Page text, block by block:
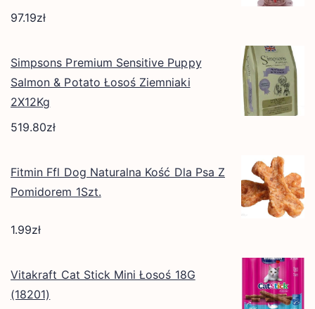
97.19zł
Simpsons Premium Sensitive Puppy
Salmon & Potato Łosoś Ziemniaki
2X12Kg
519.80zł
Fitmin Ffl Dog Naturalna Kość Dla Psa Z
Pomidorem 1Szt.
1.99zł
Vitakraft Cat Stick Mini Łosoś 18G
(18201)